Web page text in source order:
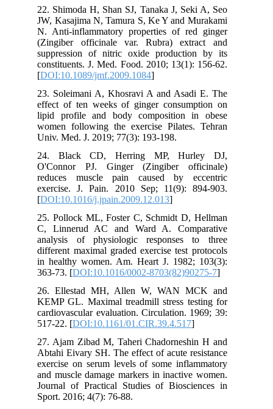
22. Shimoda H, Shan SJ, Tanaka J, Seki A, Seo
JW, Kasajima N, Tamura S, Ke Y and Murakami
N. Anti-inflammatory properties of red ginger
(Zingiber officinale var. Rubra) extract and
suppression of nitric oxide production by its
constituents. J. Med. Food. 2010; 13(1): 156-62.
[DOI:10.1089/jmf.2009.1084
23. Soleimani A, Khosravi A and Asadi E. The
effect of ten weeks of ginger consumption on
lipid profile and body composition in obese
women following the exercise Pilates. Tehran
Univ. Med. J. 2019; 77(3): 193-198.
24. Black CD, Herring MP, Hurley DJ,
O'Connor PJ. Ginger (Zingiber officinale)
reduces muscle pain caused by eccentric
exercise. J. Pain. 2010 Sep; 11(9): 894-903.
[DOI:10.1016/j.jpain.2009.12.013
25. Pollock ML, Foster C, Schmidt D, Hellman
C, Linnerud AC and Ward A. Comparative
analysis of physiologic responses to three
different maximal graded exercise test protocols
in healthy women. Am. Heart J. 1982; 103(3):
363-73. [DOI:10.1016/0002-8703(82)90275-7
26. Ellestad MH, Allen W, WAN MCK and
KEMP GL. Maximal treadmill stress testing for
cardiovascular evaluation. Circulation. 1969; 39:
517-22. [DOI:10.1161/01.CIR.39.4.517
27. Ajam Zibad M, Taheri Chadorneshin H and
Abtahi Eivary SH. The effect of acute resistance
exercise on serum levels of some inflammatory
and muscle damage markers in inactive women.
Journal of Practical Studies of Biosciences in
Sport. 2016; 4(7): 76-88.